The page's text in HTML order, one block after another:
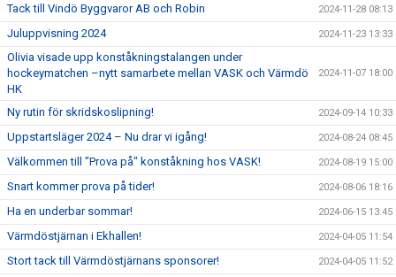
Tack till Vindö Byggvaror AB och Robin 2024-11-28 08:13
Juluppvisning 2024 2024-11-23 13:33
Olivia visade upp konståkningstalangen under
hockeymatchen –nytt samarbete mellan VASK och Värmdö
HK
2024-11-07 18:00
Ny rutin för skridskoslipning! 2024-09-14 10:33
Uppstartsläger 2024 – Nu drar vi igång! 2024-08-24 08:45
Välkommen till "Prova på" konståkning hos VASK! 2024-08-19 15:00
Snart kommer prova på tider! 2024-08-06 18:16
Ha en underbar sommar! 2024-06-15 13:45
Värmdöstjärnan i Ekhallen! 2024-04-05 11:54
Stort tack till Värmdöstjärnans sponsorer! 2024-04-05 11:52